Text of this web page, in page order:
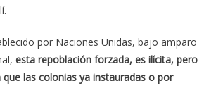
por Naciones Unidas, bajo amparo
esta repoblación forzada, es ilícita, pero
las colonias ya instauradas o por